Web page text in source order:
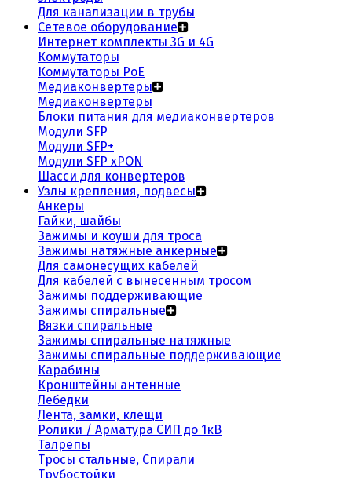
Для канализации в трубы
Сетевое оборудование
Интернет комплекты 3G и 4G
Коммутаторы
Коммутаторы PoE
Медиаконвертеры
Медиаконвертеры
Блоки питания для медиаконвертеров
Модули SFP
Модули SFP+
Модули SFP xPON
Шасси для конвертеров
Узлы крепления, подвесы
Анкеры
Гайки, шайбы
Зажимы и коуши для троса
Зажимы натяжные анкерные
Для самонесущих кабелей
Для кабелей с вынесенным тросом
Зажимы поддерживающие
Зажимы спиральные
Вязки спиральные
Зажимы спиральные натяжные
Зажимы спиральные поддерживающие
Карабины
Кронштейны антенные
Лебедки
Лента, замки, клещи
Ролики / Арматура СИП до 1кВ
Талрепы
Тросы стальные, Спирали
Трубостойки